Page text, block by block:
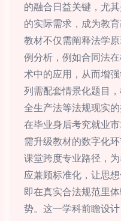
的融合日益关键，尤
的实际需求，成为教
教材不仅需阐释法学
例分析，例如合同法
术中的应用，从而增
列需配套情景化题目
全生产法等法规现实
在毕业身后考究就业
需升级教材的数字化
课堂跨度专业路径，
应兼顾标准化，让思
即在真实合法规范里
势。这一学科前瞻设